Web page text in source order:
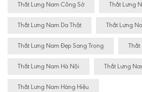
Thắt Lưng Nam Công Sở Thắt Lưng
Thắt Lưng Nam Da Thật Thắt Lưng
Thắt Lưng Nam Đẹp Sang Trọng Thắt
Thắt Lưng Nam Hà Nội Thắt Lưng
Thắt Lưng Nam Hàng Hiệu